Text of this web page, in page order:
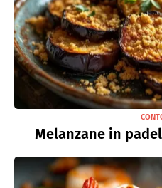
Melanzane in